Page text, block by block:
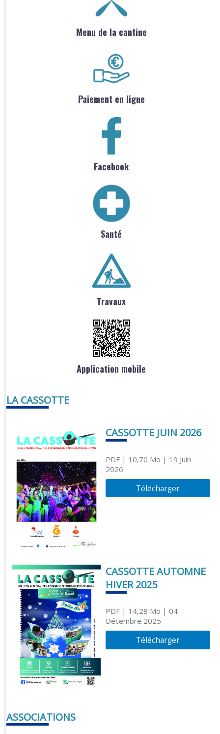
Menu de la cantine
Paiement en ligne
Facebook
Santé
Travaux
Application mobile
LA CASSOTTE
CASSOTTE JUIN 2026
PDF| 10,70 Mo | 19 Juin
2026
Télécharger
CASSOTTE AUTOMNE
HIVER 2025
PDF| 14,28 Mo | 04
Décembre 2025
Télécharger
ASSOCIATIONS